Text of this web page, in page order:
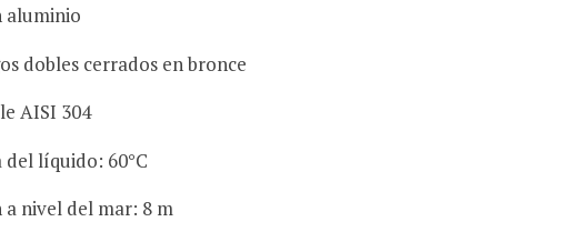
aluminio
dobles cerrados en bronce
AISI 304
líquido: 60°C
a nivel del mar: 8 m